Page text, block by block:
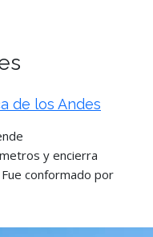
de los Andes
y encierra
conformado por